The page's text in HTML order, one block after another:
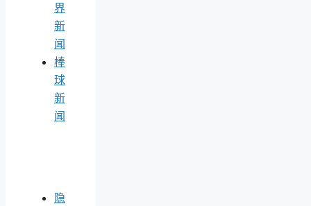
界
新
闻
棒
球
新
闻
隐